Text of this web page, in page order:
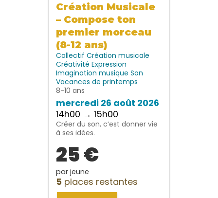
Création Musicale
– Compose ton
premier morceau
(8-12 ans)
Collectif Création musicale
Créativité Expression
Imagination musique Son
Vacances de printemps
8-10 ans
mercredi 26 août 2026
14h00 → 15h00
Créer du son, c’est donner vie
à ses idées.
25 €
par jeune
5 places restantes